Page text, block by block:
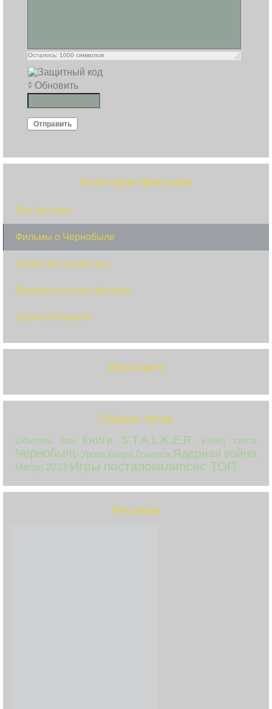
Осталось: 1000 символов
Обновить
Отправить
Категории фильмов
Все фильмы
Фильмы о Чернобыле
Земля до нашей эры
Документальные фильмы
Сериал Иерихон
Вконтакте
Облако тегов
Обитель Зла Книги S.T.A.L.K.E.R. конец света
Чернобыль Уроки Беара Гриллса Ядерная война
Метро 2033 Игры постапокалипсис ТОП
Реклама